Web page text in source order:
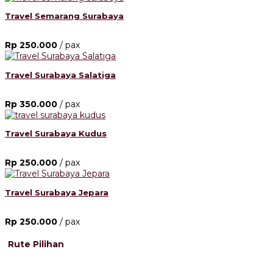
Travel Semarang Surabaya
Rp 250.000 / pax
Travel Surabaya Salatiga
Rp 350.000 / pax
Travel Surabaya Kudus
Rp 250.000 / pax
Travel Surabaya Jepara
Rp 250.000 / pax
Rute Pilihan